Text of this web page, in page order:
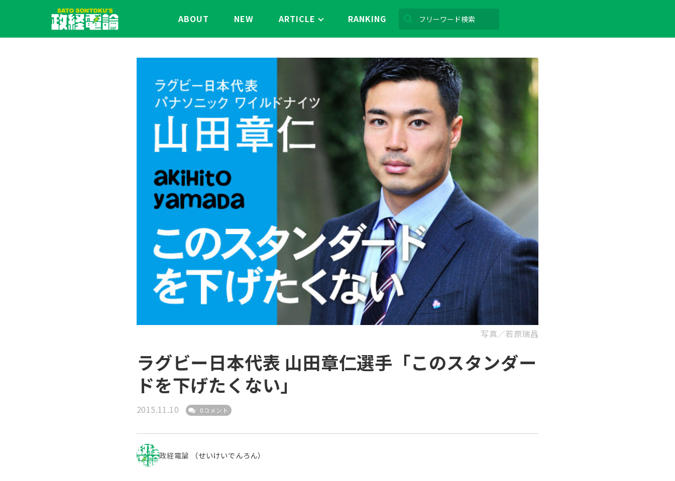
ABOUT NEW ARTICLE RANKING
写真／若原瑞昌
ラグビー日本代表 山田章仁選手「このスタンダー
ドを下げたくない」
2015.11.10 0コメント
政経電論 （せいけいでんろん）